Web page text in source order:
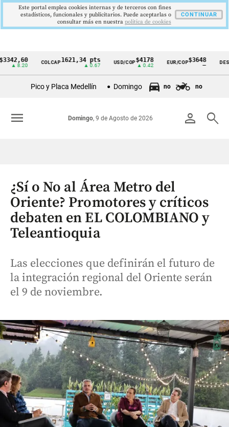
Cintillo
Colombia
COLCAP1621,34 pts USD/COP$4178
▲ 0.42
EUR/COP$3648
—
Pico y Placa Medellín Domingo no no
person search
Domingo, 9 de Agosto de 2026
menu
¿Sí o No al Área Metro del
Oriente? Promotores y críticos
debaten en EL COLOMBIANO y
Teleantioquia
Las elecciones que definirán el futuro de
la integración regional del Oriente serán
el 9 de noviembre.
Este portal emplea cookies internas y de terceros con fines
estadísticos, funcionales y publicitarios. Puede aceptarlas o
consultar más en nuestra politica de cookies
CONTINUAR